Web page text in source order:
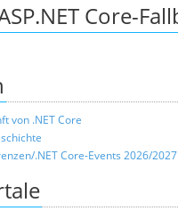
Core-
von .NET Core
.NET Core-Events 2026/2027